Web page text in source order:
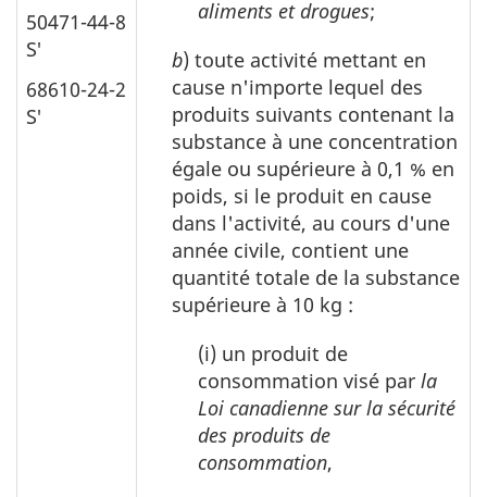
50471-44-8
S′
68610-24-2
S′
aliments et drogues;
b) toute activité mettant en
cause n'importe lequel des
produits suivants contenant la
substance à une concentration
égale ou supérieure à 0,1 % en
poids, si le produit en cause
dans l'activité, au cours d'une
année civile, contient une
quantité totale de la substance
supérieure à 10 kg :
(i) un produit de
consommation visé par la
Loi canadienne sur la sécurité
des produits de
consommation,